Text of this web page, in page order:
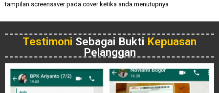
tampilan screensaver pada cover ketika anda menutupnya
Testimoni Sebagai Bukti Kepuasan
Pelanggan